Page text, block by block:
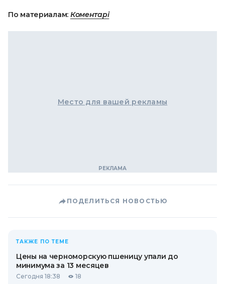
По материалам: Коментарі
Место для вашей рекламы
ПОДЕЛИТЬСЯ НОВОСТЬЮ
ТАКЖЕ ПО ТЕМЕ
Цены на черноморскую пшеницу упали до
минимума за 13 месяцев
Сегодня 18:38 18